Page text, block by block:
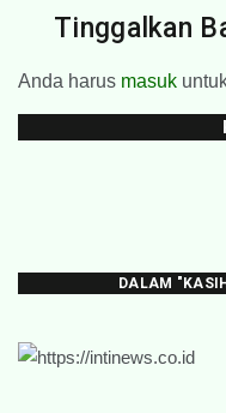
Tinggalkan
Anda harus masuk
DALAM